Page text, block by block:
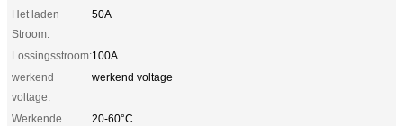
Het laden
Stroom:
50A
Lossingsstroom:100A
werkend
voltage:
werkend voltage
Werkende
20-60°C